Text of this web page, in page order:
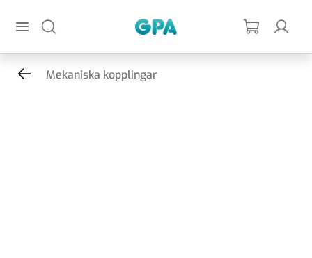
Mekaniska kopplingar